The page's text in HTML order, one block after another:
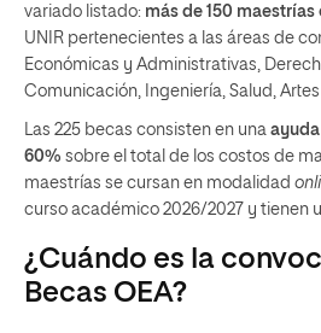
variado listado: más de 150
UNIR pertenecientes a las áreas de
Económicas y Administrativas,
Comunicación, Ingeniería, Salud,
Las 225 becas consisten en una
60% sobre el total de los costos de
maestrías se cursan en modalidad
curso académico 2026/2027 y tienen
¿Cuándo es la
Becas OEA?